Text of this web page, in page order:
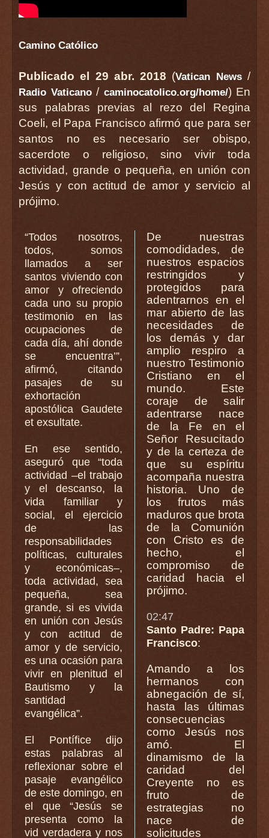
Camino Católico
Publicado el 29 abr. 2018 (Vatican News/
Radio Vaticano/ caminocatolico.org/home/) En
sus palabras previas al rezo del Regina
Coeli, el Papa Francisco afirmó que para ser
santos no es necesario ser obispo,
sacerdote o religioso, sino vivir toda
actividad, grande o pequeña, en unión con
Jesús y con actitud de amor y servicio al
prójimo.
“Todos nosotros,
todos, somos
llamados a ser
santos viviendo con
amor y ofreciendo
cada uno su propio
testimonio en las
ocupaciones de
cada día, ahí donde
se encuentra’”,
afirmó, citando
pasajes de su
exhortación
apostólica Gaudete
et exsultate.
En ese sentido,
aseguró que “toda
actividad –el trabajo
y el descanso, la
vida familiar y
social, el ejercicio
de las
responsabilidades
políticas, culturales
y económicas–,
toda actividad, sea
pequeña, sea
grande, si es vivida
en unión con Jesús
y con actitud de
amor y de servicio,
es una ocasión para
vivir en plenitud el
Bautismo y la
santidad
evangélica”.
El Pontífice dijo
estas palabras al
reflexionar sobre el
pasaje evangélico
de este domingo, en
el que “Jesús se
presenta como la
vid verdadera y nos
De nuestras
comodidades, de
nuestros espacios
restringidos y
protegidos para
adentrarnos en el
mar abierto de las
necesidades de
los demás y dar
amplio respiro a
nuestro Testimonio
Cristiano en el
mundo. Este
coraje de salir
adentrarse nace
de la Fe en el
Señor Resucitado
y de la certeza de
que su espíritu
acompaña nuestra
historia. Uno de
los frutos más
maduros que brota
de la Comunión
con Cristo es de
hecho, el
compromiso de
caridad hacia el
prójimo.
02:47
Santo Padre: Papa
Francisco:
Amando a los
hermanos con
abnegación de sí,
hasta las últimas
consecuencias
como Jesús nos
amó. El
dinamismo de la
caridad del
Creyente no es
fruto de
estrategias no
nace de
solicitudes